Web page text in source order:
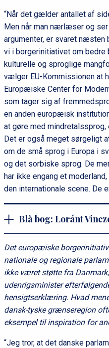
“Når det gælder antallet af
Men når man nærlæser og
argumenter, er svaret næsten
vi i borgerinitiativet om
kulturelle og sproglige
vælger EU-Kommissionen at
Europæiske Center for
som tager sig af
en anden europæisk
at gøre med mindretalssprog,
Det er også meget sørgeligt
om de små sprog i Europa i
og det sorbiske sprog. De
har ikke engang et
den internationale scene. De
Blå bog: Loránt
Det europæiske borgerinitiativ fik støtte fra en række
nationale og regionale
ikke været støtte fra
udenrigsminister
hensigtserklæring. Hvad
dansk-tyske grænseregion
eksempel til inspiration for
“Jeg tror, at det danske